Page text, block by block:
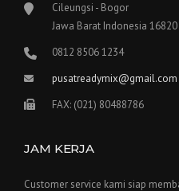
Cileungsi - Bogor
Jawa Barat Indonesia 16820
0812 8506 1234
pusatreadymix@gmail.com
FAX: (021) 80488786
JAM KERJA
Customer service kami siap